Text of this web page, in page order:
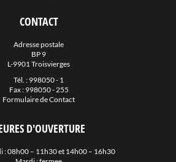
CONTACT
Adresse postale
BP 9
L-9901 Troisvierges
Tél. : 998050 - 1
Fax : 998050 - 255
Formulaire de Contact
D'OUVERTURE
: 08h00 – 11h30 et 14h00 – 16h30